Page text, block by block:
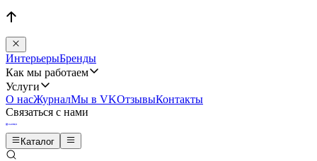
ИнтерьерыБренды
Как мы работаем
Услуги
О насЖурналМы в VKОтзывыКонтакты
Связаться с нами
Каталог